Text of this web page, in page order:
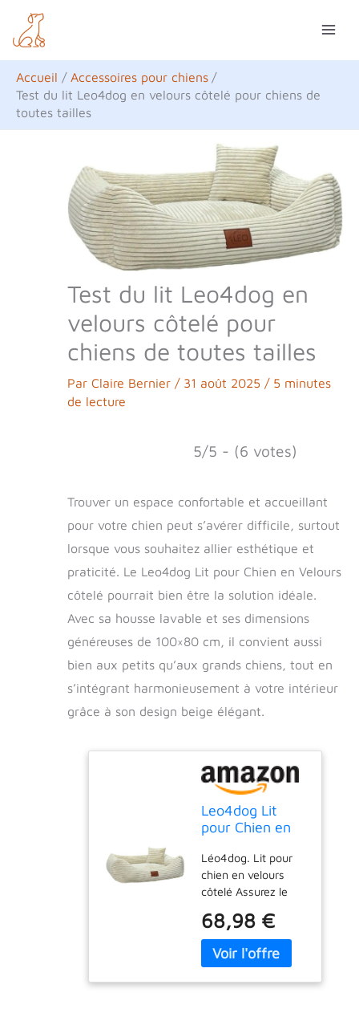
contenu
Accueil
Accessoires pour chiens
Test du lit Leo4dog en velours côtelé pour chiens de
toutes tailles
Test du lit Leo4dog en
velours côtelé pour
chiens de toutes tailles
Par Claire Bernier / 31 août 2025 / 5 minutes
de lecture
5/5 - (6 votes)
Trouver un espace confortable et accueillant
pour votre chien peut s’avérer difficile, surtout
lorsque vous souhaitez allier esthétique et
praticité. Le Leo4dog Lit pour Chien en Velours
côtelé pourrait bien être la solution idéale.
Avec sa housse lavable et ses dimensions
généreuses de 100×80 cm, il convient aussi
bien aux petits qu’aux grands chiens, tout en
s’intégrant harmonieusement à votre intérieur
grâce à son design beige élégant.
Leo4dog Lit
pour Chien en
Housse Lavable
pour Petits,
Moyens et
Grands Chiens,
Coussin,
canapé, Panier
(Beige, L
100x80)
Léo4dog. Lit pour
chien en velours
côtelé Assurez le
animal avec notre
élégant lit pour
chien en velours
68,98 €
e
c
h
e